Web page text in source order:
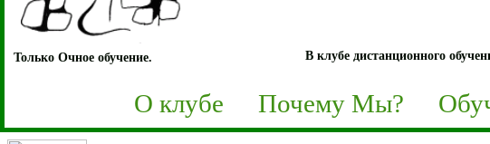
Только Очное обучение. В клубе дистанционного
О клубе Почему Мы?